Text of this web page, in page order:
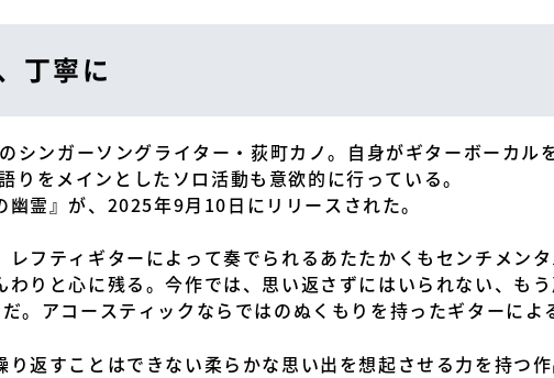
丁寧に
シンガーソングライター・荻町カノ。自身がギターボーカル
をメインとしたソロ活動も意欲的に行っている。
霊』が、2025年9月10日にリリースされた。
フティギターによって奏でられるあたたかくもセンチメン
りと心に残る。今作では、思い返さずにはいられない、も
。アコースティックならではのぬくもりを持ったギターによ
返すことはできない柔らかな思い出を想起させる力を持つ作